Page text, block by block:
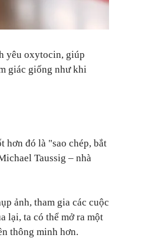
yêu oxytocin, giúp
giác giống như khi
hơn đó là "sao chép, bắt
Taussig – nhà
ảnh, tham gia các cuộc
lại, ta có thể mở ra một
thông minh hơn.